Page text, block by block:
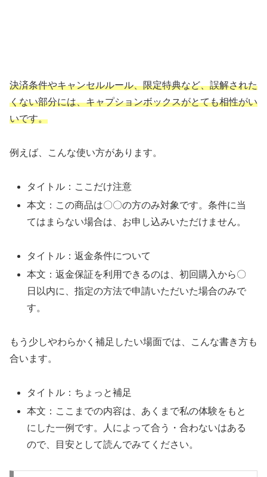
決済条件やキャンセルルール、限定特典など、誤解された
くない部分には、キャプションボックスがとても相性がい
いです。
例えば、こんな使い方があります。
タイトル：ここだけ注意
本文：この商品は〇〇の方のみ対象です。条件に当
てはまらない場合は、お申し込みいただけません。
タイトル：返金条件について
本文：返金保証を利用できるのは、初回購入から〇
日以内に、指定の方法で申請いただいた場合のみで
す。
もう少しやわらかく補足したい場面では、こんな書き方も
合います。
タイトル：ちょっと補足
本文：ここまでの内容は、あくまで私の体験をもと
にした一例です。人によって合う・合わないはある
ので、目安として読んでみてください。